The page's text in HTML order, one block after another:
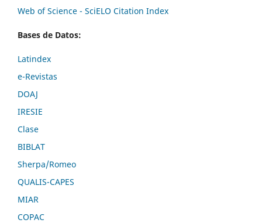
Web of Science - SciELO Citation Index
Bases de Datos:
Latindex
e-Revistas
DOAJ
IRESIE
Clase
BIBLAT
Sherpa/Romeo
QUALIS-CAPES
MIAR
COPAC